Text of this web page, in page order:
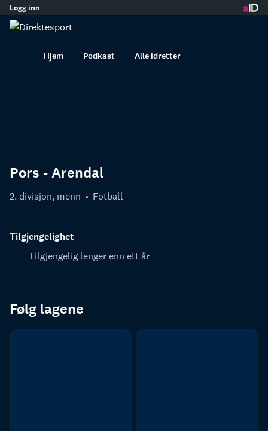
innhold
Logg inn
Hjem Podkast Alle idretter
Pors - Arendal
2. divisjon, menn Fotball
Tilgjengelighet
Tilgjengelig lenger enn ett år
Følg lagene